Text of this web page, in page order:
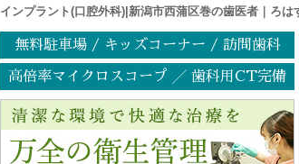
インプラント(口腔外科)|新潟市西蒲区巻の歯医者｜ろは
無料駐車場 / キッズコーナー / 訪問歯科
高倍率マイクロスコープ ╱ 歯科用CT完備